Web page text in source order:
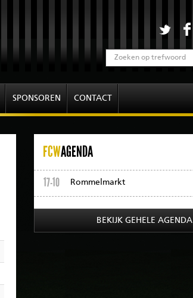
SPONSOREN CONTACT
FCWAGENDA
17-10 Rommelmarkt
BEKIJK GEHELE AGENDA